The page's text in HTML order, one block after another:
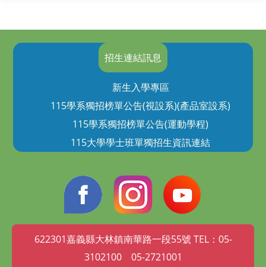
招生連結訊息
新生入學專區
115學系獨招榜單公告(視設系)(產品室設系)
115學系獨招榜單公告(運動學程)
115大學學士班單獨招生資訊連結
622301嘉義縣大林鎮南華路一段55號 TEL：05-
3102100 05-2721001